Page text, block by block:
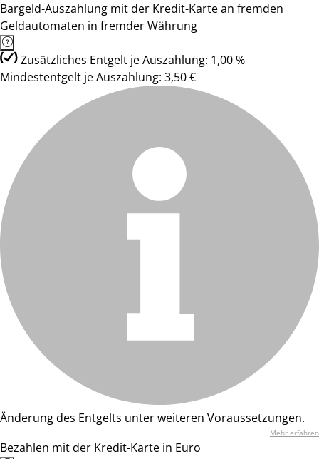
Bargeld-Auszahlung mit der Kredit-Karte an fremden
Geldautomaten in fremder Währung
Zusätzliches Entgelt je Auszahlung: 1,00 %
Mindestentgelt je Auszahlung: 3,50 €
Änderung des Entgelts unter weiteren Voraussetzungen.
Mehr erfahren
Bezahlen mit der Kredit-Karte in Euro